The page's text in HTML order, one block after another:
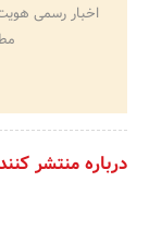
اخبار رسمی
درباره منتشر